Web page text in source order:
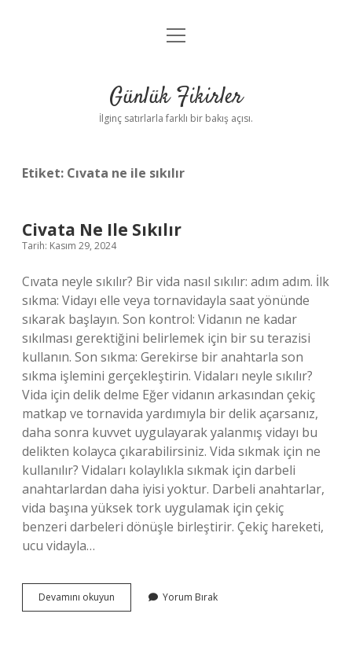
Anasayfa
Yasal Uyarı
menüyü
Günlük Fikirler
İlginç satırlarla farklı bir bakış açısı.
Etiket: Cıvata ne ile sıkılır
Civata Ne Ile Sıkılır
Tarih: Kasım 29, 2024
Cıvata neyle sıkılır? Bir vida nasıl sıkılır: adım adım. İlk
sıkma: Vidayı elle veya tornavidayla saat yönünde
sıkarak başlayın. Son kontrol: Vidanın ne kadar
sıkılması gerektiğini belirlemek için bir su terazisi
kullanın. Son sıkma: Gerekirse bir anahtarla son
sıkma işlemini gerçekleştirin. Vidaları neyle sıkılır?
Vida için delik delme Eğer vidanın arkasından çekiç
matkap ve tornavida yardımıyla bir delik açarsanız,
daha sonra kuvvet uygulayarak yalanmış vidayı bu
delikten kolayca çıkarabilirsiniz. Vida sıkmak için ne
kullanılır? Vidaları kolaylıkla sıkmak için darbeli
anahtarlardan daha iyisi yoktur. Darbeli anahtarlar,
vida başına yüksek tork uygulamak için çekiç
benzeri darbeleri dönüşle birleştirir. Çekiç hareketi,
ucu vidayla…
Devamını okuyun
Ne
Yorum Bırak